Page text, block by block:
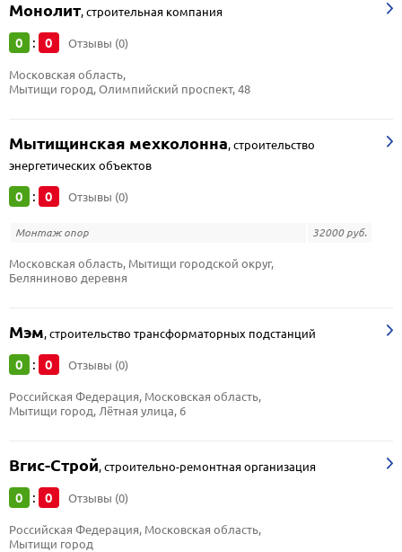
Монолит,строительная компания
0 : 0 Отзывы (0)
Московская область,
Мытищи город, Олимпийский проспект, 48
Мытищинская мехколонна,строительство
энергетических объектов
0 : 0 Отзывы (0)
Монтаж опор 32000 руб.
Московская область, Мытищи городской округ,
Беляниново деревня
Мэм,строительство трансформаторных подстанций
0 : 0 Отзывы (0)
Российская Федерация, Московская область,
Мытищи город, Лётная улица, 6
Вгис-Строй,строительно-ремонтная организация
0 : 0 Отзывы (0)
Российская Федерация, Московская область,
Мытищи город